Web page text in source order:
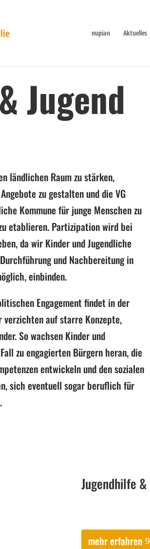
nupian Aktuelles
Jugend
ländlichen Raum zu stärken,
zu gestalten und die VG
Kommune für junge Menschen zu
etablieren. Partizipation wird bei
da wir Kinder und Jugendliche
und Nachbereitung in
einbinden.
Engagement findet in der
auf starre Konzepte,
So wachsen Kinder und
zu engagierten Bürgern heran, die
entwickeln und den sozialen
sich eventuell sogar beruflich für
Jugendhilfe
mehr erfahren